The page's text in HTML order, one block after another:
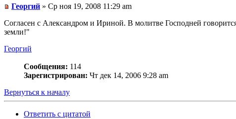
Георгий » Ср ноя 19, 2008 11:29 am
Согласен с Александром и Ириной. В молитве Господней
земли!"
Георгий
Сообщения: 114
Зарегистрирован: Чт дек 14, 2006 9:28 am
Вернуться к началу
Ответить с цитатой